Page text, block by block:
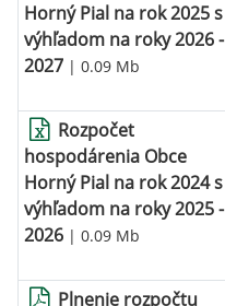
Horný Pial na rok 2025 s
výhľadom na roky 2026 -
2027 | 0.09 Mb
Rozpočet
hospodárenia Obce
Horný Pial na rok 2024 s
výhľadom na roky 2025 -
2026 | 0.09 Mb
Plnenie rozpočtu